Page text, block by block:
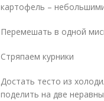
картофель –
Перемешать в одной
Стряпаем курники
Достать тесто из
поделить на две